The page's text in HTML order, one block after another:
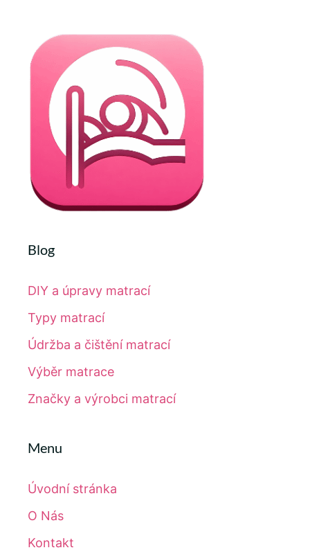
Blog
DIY a úpravy matrací
Typy matrací
Údržba a čištění matrací
Výběr matrace
Značky a výrobci matrací
Menu
Úvodní stránka
O Nás
Kontakt